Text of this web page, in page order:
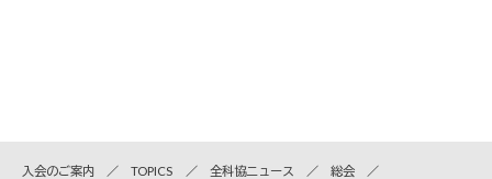
入会のご案内 TOPICS 全科協ニュース
総会